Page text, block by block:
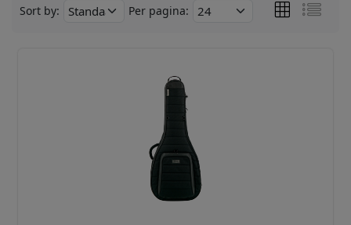
Sort by: Per pagina: